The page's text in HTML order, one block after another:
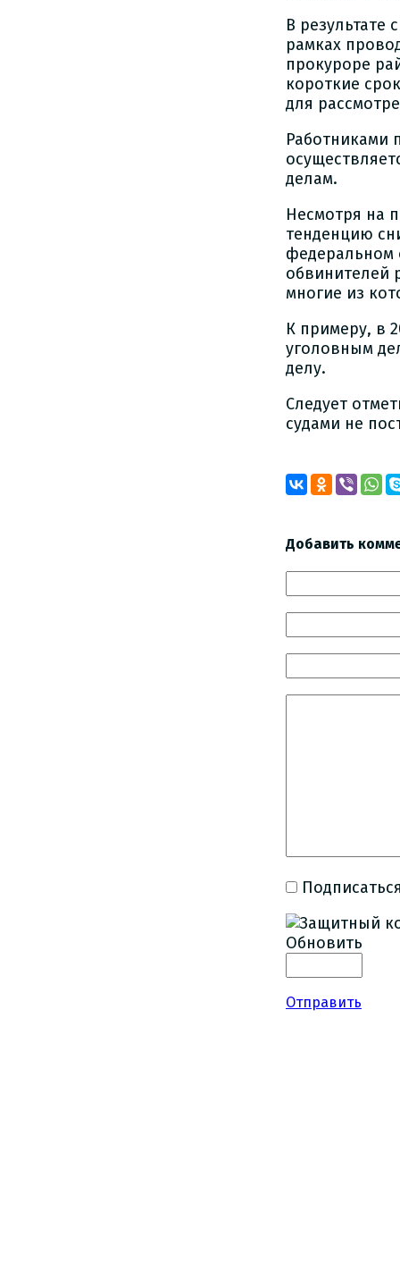
В
рамках
прокуроре
короткие
для
Работниками
делам.
Несмотря на
тенденцию
федеральном
обвинителей
многие из
К примеру, в
уголовным
делу.
Следует
судами не
Добавить
Обновить
Отправить